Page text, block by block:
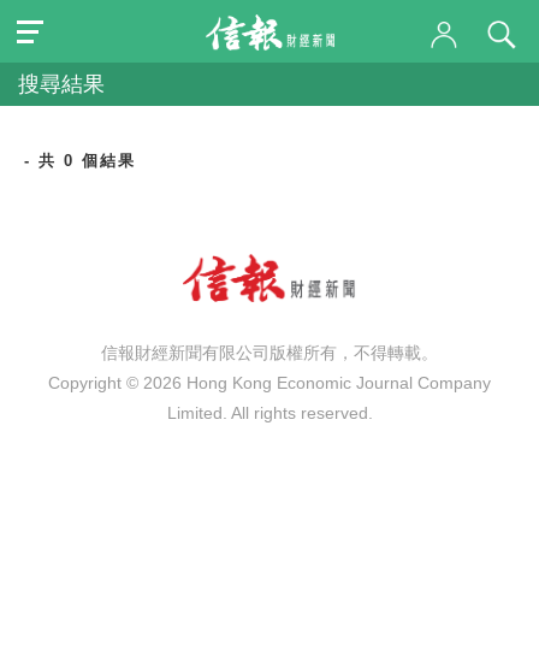
搜尋結果
- 共 0 個結果
信報財經新聞有限公司版權所有，不得轉載。
Copyright © 2026 Hong Kong Economic Journal Company
Limited. All rights reserved.